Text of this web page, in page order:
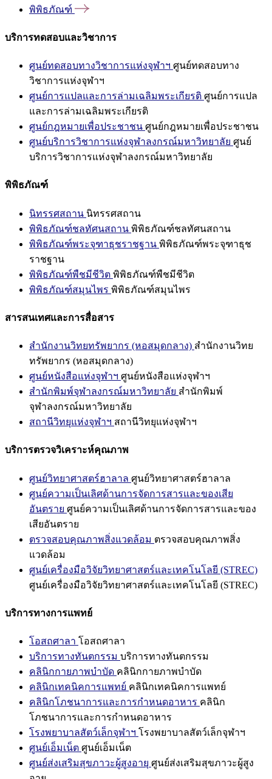
พิพิธภัณฑ์
บริการทดสอบและวิชาการ
ศูนย์ทดสอบทางวิชาการแห่งจุฬาฯ ศูนย์ทดสอบทาง
วิชาการแห่งจุฬาฯ
ศูนย์การแปลและการล่ามเฉลิมพระเกียรติ ศูนย์การแปล
และการล่ามเฉลิมพระเกียรติ
ศูนย์กฎหมายเพื่อประชาชน ศูนย์กฎหมายเพื่อประชาชน
ศูนย์บริการวิชาการแห่งจุฬาลงกรณ์มหาวิทยาลัย ศูนย์
บริการวิชาการแห่งจุฬาลงกรณ์มหาวิทยาลัย
พิพิธภัณฑ์
นิทรรศสถาน นิทรรศสถาน
พิพิธภัณฑ์ชลทัศนสถาน พิพิธภัณฑ์ชลทัศนสถาน
พิพิธภัณฑ์พระจุฑาธุชราชฐาน พิพิธภัณฑ์พระจุฑาธุช
ราชฐาน
พิพิธภัณฑ์พืชมีชีวิต พิพิธภัณฑ์พืชมีชีวิต
พิพิธภัณฑ์สมุนไพร พิพิธภัณฑ์สมุนไพร
สารสนเทศและการสื่อสาร
สำนักงานวิทยทรัพยากร (หอสมุดกลาง) สำนักงานวิทย
ทรัพยากร (หอสมุดกลาง)
ศูนย์หนังสือแห่งจุฬาฯ ศูนย์หนังสือแห่งจุฬาฯ
สำนักพิมพ์จุฬาลงกรณ์มหาวิทยาลัย สำนักพิมพ์
จุฬาลงกรณ์มหาวิทยาลัย
สถานีวิทยุแห่งจุฬาฯ สถานีวิทยุแห่งจุฬาฯ
บริการตรวจวิเคราะห์คุณภาพ
ศูนย์วิทยาศาสตร์ฮาลาล ศูนย์วิทยาศาสตร์ฮาลาล
ศูนย์ความเป็นเลิศด้านการจัดการสารและของเสีย
อันตราย ศูนย์ความเป็นเลิศด้านการจัดการสารและของ
เสียอันตราย
ตรวจสอบคุณภาพสิ่งแวดล้อม ตรวจสอบคุณภาพสิ่ง
แวดล้อม
ศูนย์เครื่องมือวิจัยวิทยาศาสตร์และเทคโนโลยี (STREC)
ศูนย์เครื่องมือวิจัยวิทยาศาสตร์และเทคโนโลยี (STREC)
บริการทางการแพทย์
โอสถศาลา โอสถศาลา
บริการทางทันตกรรม บริการทางทันตกรรม
คลินิกกายภาพบำบัด คลินิกกายภาพบำบัด
คลินิกเทคนิคการแพทย์ คลินิกเทคนิคการแพทย์
คลินิกโภชนาการและการกำหนดอาหาร คลินิก
โภชนาการและการกำหนดอาหาร
โรงพยาบาลสัตว์เล็กจุฬาฯ โรงพยาบาลสัตว์เล็กจุฬาฯ
ศูนย์เอ็มเน็ต ศูนย์เอ็มเน็ต
ศูนย์ส่งเสริมสุขภาวะผู้สูงอายุ ศูนย์ส่งเสริมสุขภาวะผู้สูง